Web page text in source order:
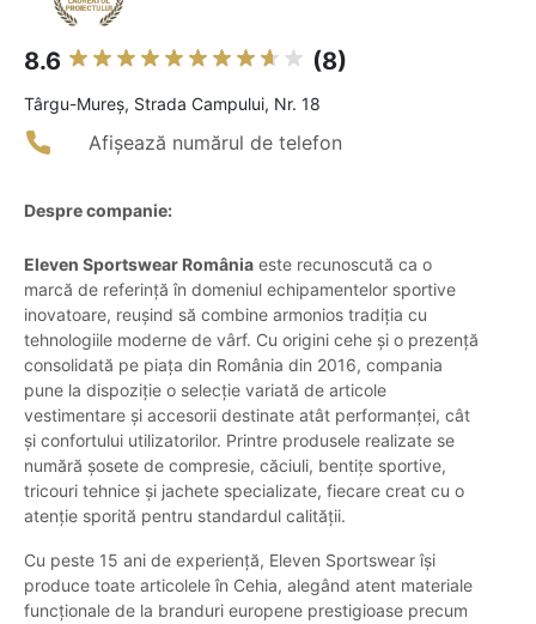
8.6 (8)
Târgu-Mureş, Strada Campului, Nr. 18
Afișează numărul de telefon
Despre companie:
Eleven Sportswear România este recunoscută ca o
marcă de referință în domeniul echipamentelor sportive
inovatoare, reușind să combine armonios tradiția cu
tehnologiile moderne de vârf. Cu origini cehe și o prezență
consolidată pe piața din România din 2016, compania
pune la dispoziție o selecție variată de articole
vestimentare și accesorii destinate atât performanței, cât
și confortului utilizatorilor. Printre produsele realizate se
numără șosete de compresie, căciuli, bentițe sportive,
tricouri tehnice și jachete specializate, fiecare creat cu o
atenție sporită pentru standardul calității.
Cu peste 15 ani de experiență, Eleven Sportswear își
produce toate articolele în Cehia, alegând atent materiale
funcționale de la branduri europene prestigioase precum